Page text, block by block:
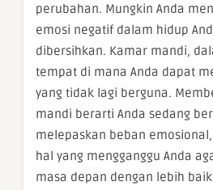
perubahan. Mungkin Anda
emosi negatif dalam hidup
dibersihkan. Kamar mandi,
tempat di mana Anda dapat
yang tidak lagi berguna.
mandi berarti Anda sedang
melepaskan beban
hal yang mengganggu Anda
masa depan dengan lebih